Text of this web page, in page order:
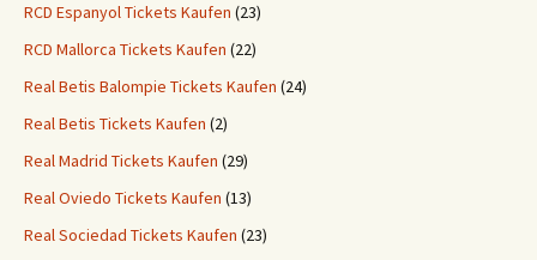
RCD Espanyol Tickets Kaufen (23)
RCD Mallorca Tickets Kaufen (22)
Real Betis Balompie Tickets Kaufen (24)
Real Betis Tickets Kaufen (2)
Real Madrid Tickets Kaufen (29)
Real Oviedo Tickets Kaufen (13)
Real Sociedad Tickets Kaufen (23)